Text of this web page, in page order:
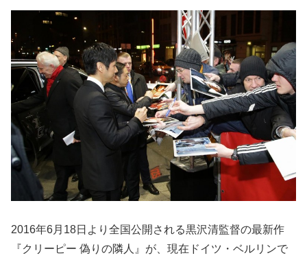
2016年6月18日より全国公開される黒沢清監督の最新作
『クリーピー 偽りの隣人』が、現在ドイツ・ベルリンで